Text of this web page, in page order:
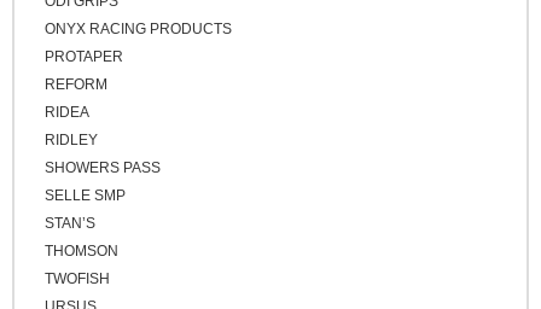
ONYX RACING PRODUCTS
PROTAPER
REFORM
RIDEA
RIDLEY
SHOWERS PASS
SELLE SMP
STAN’S
THOMSON
TWOFISH